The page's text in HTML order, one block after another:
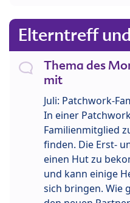
Elterntreff
Thema des
mit
Juli: Patchwork-
In einer
Familienmitglied
finden. Die Erst-
einen Hut zu
und kann einige
sich bringen. Wie